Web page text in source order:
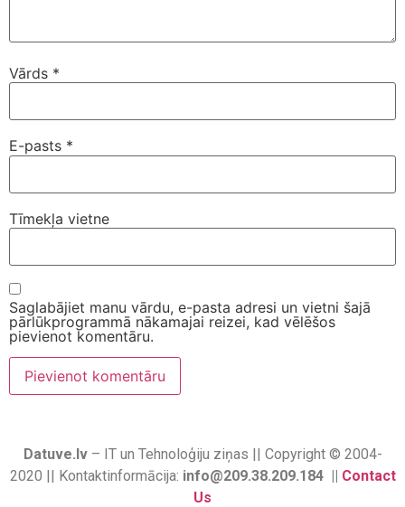
Vārds *
E-pasts *
Tīmekļa vietne
Saglabājiet manu vārdu, e-pasta adresi un vietni šajā
pārlūkprogrammā nākamajai reizei, kad vēlēšos
pievienot komentāru.
Datuve.lv– IT un Tehnoloģiju ziņas || Copyright © 2004-
2020 || Kontaktinformācija: info@209.38.209.184 || Contact
Us